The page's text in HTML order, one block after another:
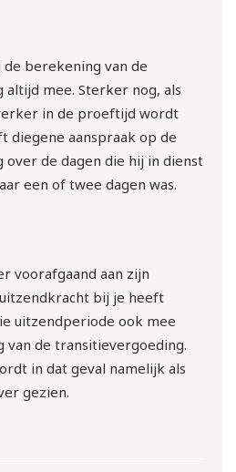
berekening van de
mee. Sterker nog, als
in de proeftijd wordt
diegene aanspraak op de
de dagen die hij in dienst
een of twee dagen was.
voorafgaand aan zijn
bij je heeft
uitzendperiode ook mee
van de transitievergoeding.
in dat geval namelijk als
gezien.